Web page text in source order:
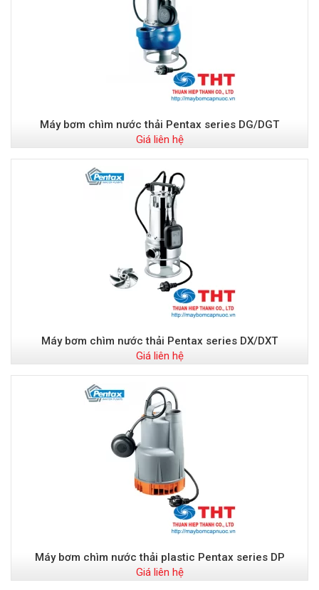
Máy bơm chìm nước thải Pentax series DG/DGT
Giá liên hệ
Máy bơm chìm nước thải Pentax series DX/DXT
Giá liên hệ
Máy bơm chìm nước thải plastic Pentax series DP
Giá liên hệ